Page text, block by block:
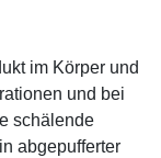
im Körper und
und bei
schälende
abgepufferter